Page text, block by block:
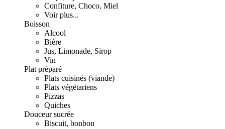
Confiture, Choco, Miel
Voir plus...
Boisson
Alcool
Bière
Jus, Limonade, Sirop
Vin
Plat préparé
Plats cuisinés (viande)
Plats végétariens
Pizzas
Quiches
Douceur sucrée
Biscuit, bonbon